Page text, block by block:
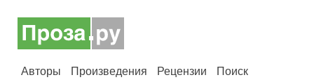
Авторы Произведения Рецензии
Поиск